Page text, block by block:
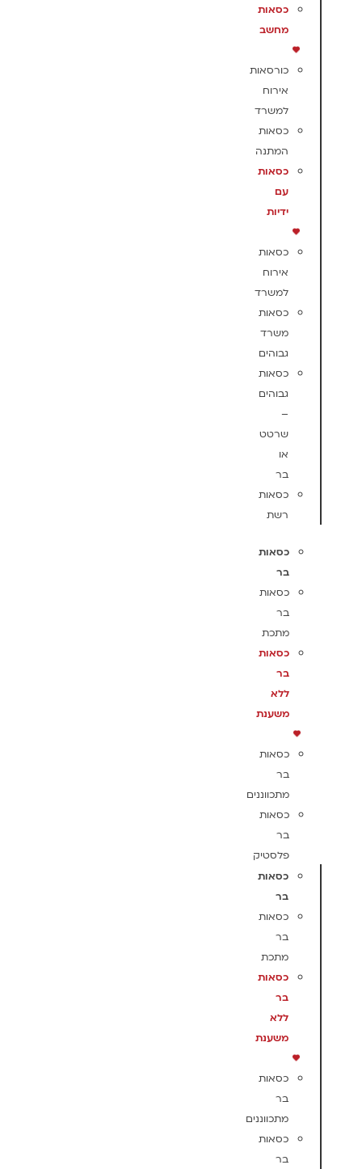
כסאות
מחשב
כורסאות
אירוח
למשרד
כסאות
המתנה
כסאות
עם
ידיות
כסאות
אירוח
למשרד
כסאות
משרד
גבוהים
כסאות
גבוהים
–
שרטט
או
בר
כסאות
רשת
כסאות
בר
כסאות
בר
מתכת
כסאות
בר
ללא
משענת
כסאות
בר
מתכווננים
כסאות
בר
פלסטיק
כסאות
בר
כסאות
בר
מתכת
כסאות
בר
ללא
משענת
כסאות
בר
מתכווננים
כסאות
בר